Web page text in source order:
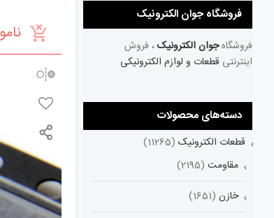
فروشگاه جوان الکترونیک
فروشگاهجوان الکترونیک ، فروش
اینترنتی قطعات و لوازم الکترونیکی
دسته‌های محصولات
قطعات الکترونیک (11265)
مقاومت (2195)
خازن (1651)